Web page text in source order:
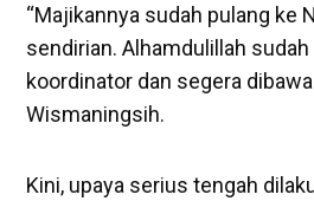
“Majikannya sudah pulang ke
sendirian. Alhamdulillah
koordinator dan segera
Wismaningsih.
Kini, upaya serius tengah